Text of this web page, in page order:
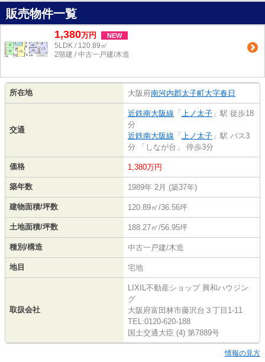
販売物件一覧
1,380万円 NEW
5LDK / 120.89㎡
2階建 / 中古一戸建/木造
所在地 大阪府南河内郡太子町大字春日
交通
近鉄南大阪線 「 上ノ太子 」駅 徒歩18
分
近鉄南大阪線 「 上ノ太子 」駅 バス3
分 「しなが台」 停歩3分
価格 1,380万円
築年数 1989年 2月 (築37年)
建物面積/坪数 120.89㎡/36.56坪
土地面積/坪数 188.27㎡/56.95坪
種別/構造 中古一戸建/木造
地目 宅地
取扱会社
LIXIL不動産ショップ 興和ハウジン
グ
大阪府富田林市藤沢台３丁目1-11
TEL:0120-620-188
国土交通大臣 (4) 第7889号
情報の見方